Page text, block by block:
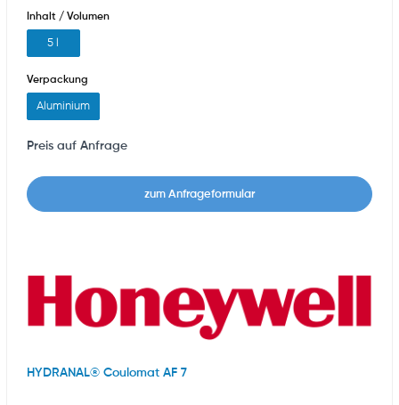
Inhalt / Volumen
5 l
Verpackung
Aluminium
Preis auf Anfrage
zum Anfrageformular
HYDRANAL® Coulomat AF 7